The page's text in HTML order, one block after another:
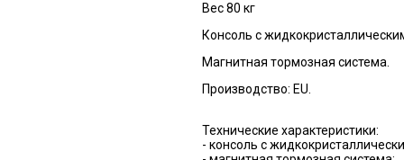
Вес 80 кг
Консоль с
Магнитная тормозная система.
Производство: EU.
Технические характеристики:
- консоль с